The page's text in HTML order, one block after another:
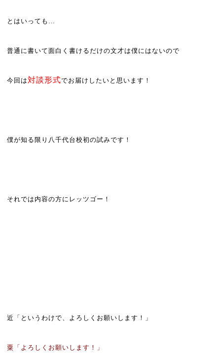
とはいっても…
普通に書いて面白く書けるだけの文才は僕にはないので
今回は対談形式でお届けしたいと思います！
僕が知る限り八千代台校初の試みです！
それでは内容の方にレッツゴー！
近「というわけで、よろしくお願いします！」
粟「よろしくお願いします！」